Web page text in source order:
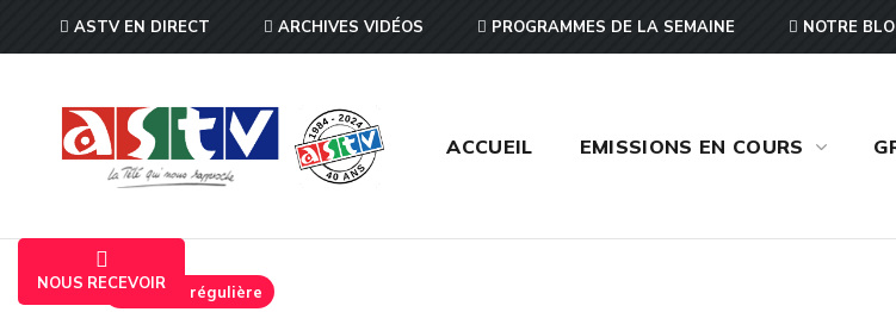
ASTV EN DIRECT ARCHIVES VIDÉOS PROGRAMMES DE LA SEMAINE NOTRE
ACCUEIL EMISSIONS EN COURS
NOUS RECEVOIREmission régulière